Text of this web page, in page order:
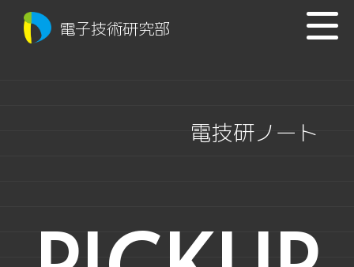
電子技術研究部
電技研ノート